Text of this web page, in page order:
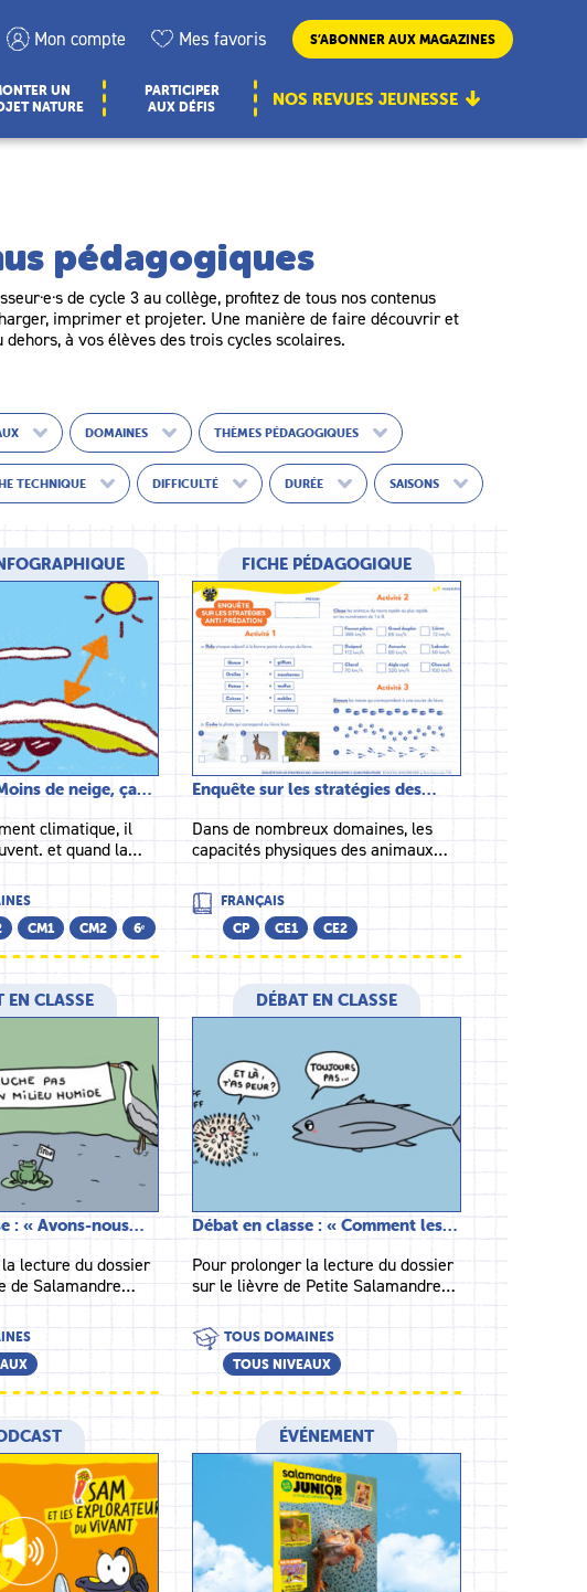
Mon compte Mes favoris S’ABONNER AUX MAGAZINES
UN
NATURE
PARTICIPER
AUX DÉFIS
NOS REVUES JEUNESSE
pédagogiques
de cycle 3 au collège, profitez de tous nos contenus
imprimer et projeter. Une manière de faire découvrir et
à vos élèves des trois cycles scolaires.
DOMAINES THÈMES PÉDAGOGIQUES
TECHNIQUE DIFFICULTÉ DURÉE SAISONS
de neige, ça…
climatique, il
et quand la…
CM1 CM2 6ᵉ
FICHE PÉDAGOGIQUE
Enquête sur les stratégies des…
Dans de nombreux domaines, les
capacités physiques des animaux…
FRANÇAIS
CP
CE1 CE2
EN CLASSE
: « Avons-nous…
lecture du dossier
de Salamandre…
DÉBAT EN CLASSE
Débat en classe : « Comment les…
Pour prolonger la lecture du dossier
sur le lièvre de Petite Salamandre…
TOUS DOMAINES
TOUS NIVEAUX
ÉVÉNEMENT